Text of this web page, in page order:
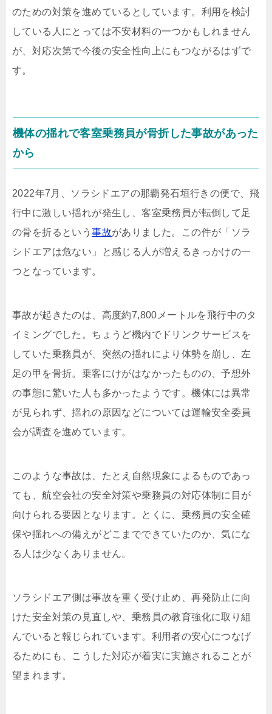
のための対策を進めているとしています。利用を検討
している人にとっては不安材料の一つかもしれません
が、対応次第で今後の安全性向上にもつながるはずで
す。
機体の揺れで客室乗務員が骨折した事故があった
から
2022年7月、ソラシドエアの那覇発石垣行きの便で、飛
行中に激しい揺れが発生し、客室乗務員が転倒して足
の骨を折るという事故がありました。この件が「ソラ
シドエアは危ない」と感じる人が増えるきっかけの一
つとなっています。
事故が起きたのは、高度約7,800メートルを飛行中のタ
イミングでした。ちょうど機内でドリンクサービスを
していた乗務員が、突然の揺れにより体勢を崩し、左
足の甲を骨折。乗客にけがはなかったものの、予想外
の事態に驚いた人も多かったようです。機体には異常
が見られず、揺れの原因などについては運輸安全委員
会が調査を進めています。
このような事故は、たとえ自然現象によるものであっ
ても、航空会社の安全対策や乗務員の対応体制に目が
向けられる要因となります。とくに、乗務員の安全確
保や揺れへの備えがどこまでできていたのか、気にな
る人は少なくありません。
ソラシドエア側は事故を重く受け止め、再発防止に向
けた安全対策の見直しや、乗務員の教育強化に取り組
んでいると報じられています。利用者の安心につなげ
るためにも、こうした対応が着実に実施されることが
望まれます。